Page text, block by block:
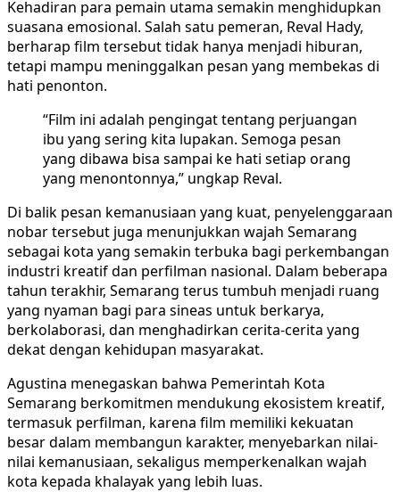
Kehadiran para pemain utama semakin menghidupkan
suasana emosional. Salah satu pemeran, Reval Hady,
berharap film tersebut tidak hanya menjadi hiburan,
tetapi mampu meninggalkan pesan yang membekas di
hati penonton.
“Film ini adalah pengingat tentang perjuangan
ibu yang sering kita lupakan. Semoga pesan
yang dibawa bisa sampai ke hati setiap orang
yang menontonnya,” ungkap Reval.
Di balik pesan kemanusiaan yang kuat, penyelenggaraan
nobar tersebut juga menunjukkan wajah Semarang
sebagai kota yang semakin terbuka bagi perkembangan
industri kreatif dan perfilman nasional. Dalam beberapa
tahun terakhir, Semarang terus tumbuh menjadi ruang
yang nyaman bagi para sineas untuk berkarya,
berkolaborasi, dan menghadirkan cerita-cerita yang
dekat dengan kehidupan masyarakat.
Agustina menegaskan bahwa Pemerintah Kota
Semarang berkomitmen mendukung ekosistem kreatif,
termasuk perfilman, karena film memiliki kekuatan
besar dalam membangun karakter, menyebarkan nilai-
nilai kemanusiaan, sekaligus memperkenalkan wajah
kota kepada khalayak yang lebih luas.